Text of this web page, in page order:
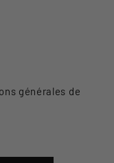
générales de